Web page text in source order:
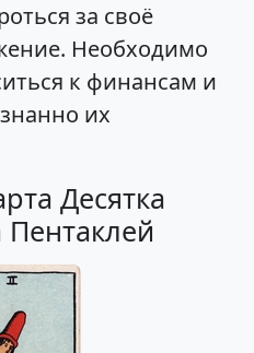
за своё
Необходимо
к финансам и
их
Десятка